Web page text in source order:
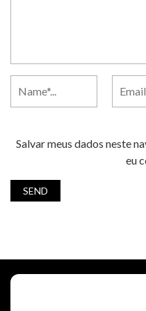
Salvar meus dados neste
eu